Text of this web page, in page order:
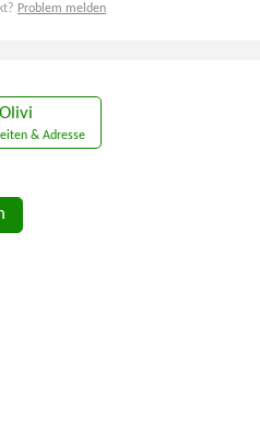
Problem melden
Olivi
& Adresse